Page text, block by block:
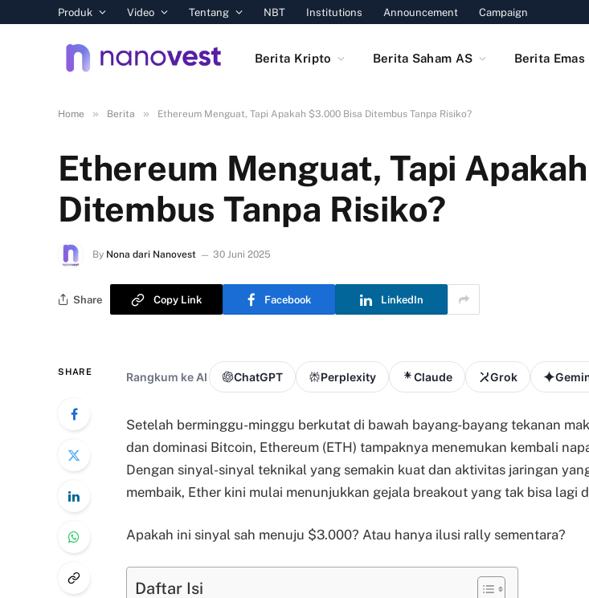
Produk Video Tentang NBT Institutions Announcement Campaign
Berita Kripto Berita Saham AS Berita Emas
Home » Berita » Ethereum Menguat, Tapi Apakah $3.000 Bisa Ditembus Tanpa Risiko?
Ethereum Menguat, Tapi
Ditembus Tanpa Risiko?
By Nona dari Nanovest 30 Juni 2025
Share Copy Link Facebook LinkedIn
SHARE Rangkum ke AI ChatGPT Perplexity Claude Grok
Setelah berminggu-minggu berkutat di bawah bayang-bayang tekanan
dan dominasi Bitcoin, Ethereum (ETH) tampaknya menemukan kembali
Dengan sinyal-sinyal teknikal yang semakin kuat dan aktivitas jaringan
membaik, Ether kini mulai menunjukkan gejala breakout yang tak bisa lagi
Apakah ini sinyal sah menuju $3.000? Atau hanya ilusi rally sementara?
Daftar Isi